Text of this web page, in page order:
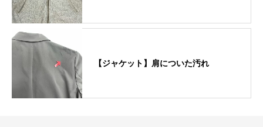
【ジャケット】肩についた汚れ